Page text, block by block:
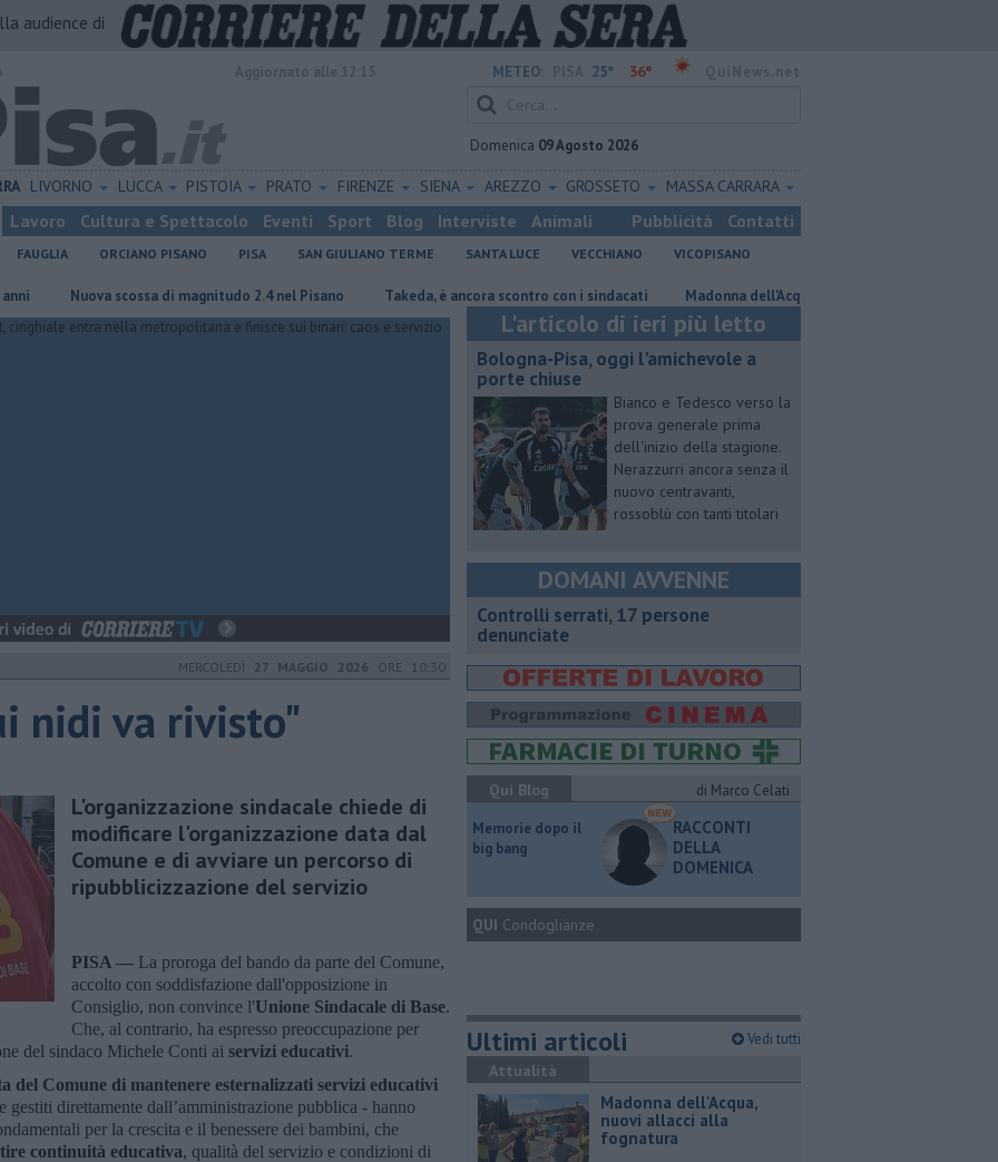
audience di
METEO: 25° 36°
Domenica 09 Agosto 2026
LIVORNO LUCCA PISTOIA PRATO FIRENZE SIENA AREZZO GROSSETO MASSA CARRARA
Lavoro Cultura e Spettacolo Eventi Sport Blog Interviste Animali Pubblicità Contatti
FAUGLIA ORCIANO PISANO PISA SAN GIULIANO TERME SANTA LUCE VECCHIANO VICOPISANO
Nuova scossa di magnitudo 2.4 nel Pisano Takeda, è ancora scontro con i sindacati Madonna dell'Acqua, nuovi allacci alla fognatura
MERCOLEDÌ 27 MAGGIO 2026 ORE 10:30
nidi va rivisto"
L'organizzazione sindacale chiede di
modificare l'organizzazione data dal
Comune e di avviare un percorso di
ripubblicizzazione del servizio
PISA — La proroga del bando da parte del Comune,
accolto con soddisfazione dall'opposizione in
Consiglio, non convince l'Unione Sindacale di Base.
Che, al contrario, ha espresso preoccupazione per
del sindaco Michele Conti ai servizi educativi.
del Comune di mantenere esternalizzati servizi educativi
gestiti direttamente dall’amministrazione pubblica - hanno
per la crescita e il benessere dei bambini, che
continuità educativa, qualità del servizio e condizioni di
L'articolo di ieri più letto
Bologna-Pisa, oggi l'amichevole a
porte chiuse
Bianco e Tedesco verso la
prova generale prima
dell'inizio della stagione.
Nerazzurri ancora senza il
nuovo centravanti,
rossoblù con tanti titolari
DOMANI AVVENNE
Controlli serrati, 17 persone
denunciate
Qui Blog
di Marco Celati
Memorie dopo il
big bang
RACCONTI
DELLA
DOMENICA
QUI Condoglianze
Ultimi articoli Vedi tutti
Attualità
Madonna dell'Acqua,
nuovi allacci alla
fognatura